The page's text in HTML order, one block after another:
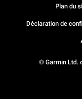
© Garmin Ltd.
Plan du
Déclaration de